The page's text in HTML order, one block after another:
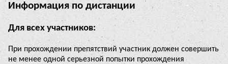
Информация по дистанции
Для всех участников:
При прохождении препятствий участник должен совершить
не менее одной серьезной попытки прохождения